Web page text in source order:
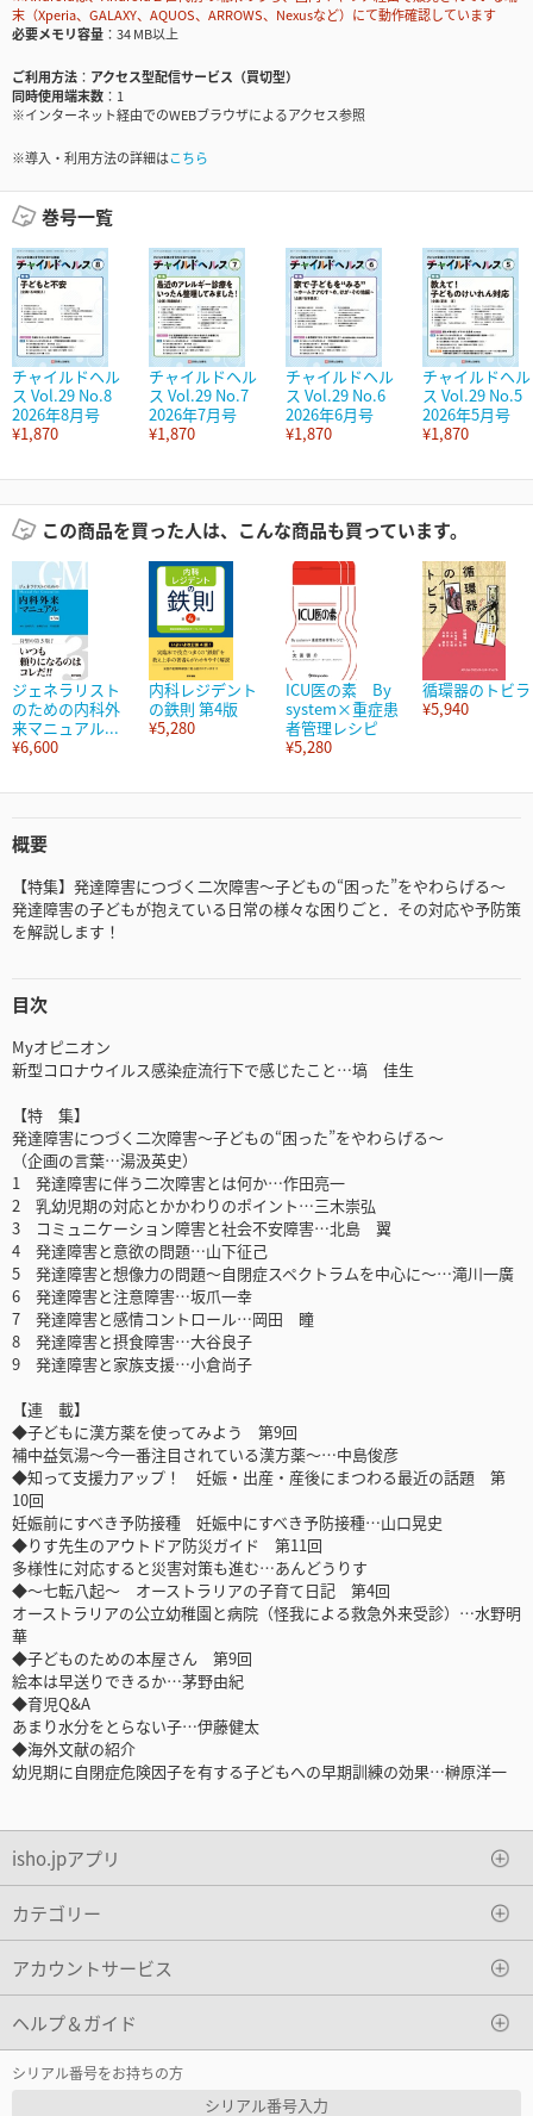
末（Xperia、GALAXY、AQUOS、ARROWS、Nexusなど）にて動作確認しています
必要メモリ容量
34 MB以上
ご利用方法
アクセス型配信サービス（買切型）
同時使用端末数
1
※インターネット経由でのWEBブラウザによるアクセス参照
※導入・利用方法の詳細はこちら
巻号一覧
チャイルドヘル
ス Vol.29 No.8
2026年8月号
¥1,870
チャイルドヘル
ス Vol.29 No.7
2026年7月号
¥1,870
チャイルドヘル
ス Vol.29 No.6
2026年6月号
¥1,870
チャイルドヘル
ス Vol.29 No.5
2026年5月号
¥1,870
この商品を買った人は、こんな商品も買っています。
ジェネラリスト
のための内科外
来マニュアル...
¥6,600
内科レジデント
の鉄則 第4版
¥5,280
ICU医の素 By
system×重症患
者管理レシピ
¥5,280
循環器のトビラ
¥5,940
概要
【特集】発達障害につづく二次障害～子どもの“困った”をやわらげる～
発達障害の子どもが抱えている日常の様々な困りごと．その対応や予防策
を解説します！
目次
Myオピニオン
新型コロナウイルス感染症流行下で感じたこと…塙 佳生
【特 集】
発達障害につづく二次障害～子どもの“困った”をやわらげる～
（企画の言葉…湯汲英史）
1 発達障害に伴う二次障害とは何か…作田亮一
2 乳幼児期の対応とかかわりのポイント…三木崇弘
3 コミュニケーション障害と社会不安障害…北島 翼
4 発達障害と意欲の問題…山下征己
5 発達障害と想像力の問題～自閉症スペクトラムを中心に～…滝川一廣
6 発達障害と注意障害…坂爪一幸
7 発達障害と感情コントロール…岡田 瞳
8 発達障害と摂食障害…大谷良子
9 発達障害と家族支援…小倉尚子
【連 載】
◆子どもに漢方薬を使ってみよう 第9回
補中益気湯～今一番注目されている漢方薬～…中島俊彦
◆知って支援力アップ！ 妊娠・出産・産後にまつわる最近の話題 第
10回
妊娠前にすべき予防接種 妊娠中にすべき予防接種…山口晃史
◆りす先生のアウトドア防災ガイド 第11回
多様性に対応すると災害対策も進む…あんどうりす
◆～七転八起～ オーストラリアの子育て日記 第4回
オーストラリアの公立幼稚園と病院（怪我による救急外来受診）…水野明
華
◆子どものための本屋さん 第9回
絵本は早送りできるか…茅野由紀
◆育児Q&A
あまり水分をとらない子…伊藤健太
◆海外文献の紹介
幼児期に自閉症危険因子を有する子どもへの早期訓練の効果…榊原洋一
isho.jpアプリ
カテゴリー
アカウントサービス
ヘルプ＆ガイド
シリアル番号をお持ちの方
シリアル番号入力